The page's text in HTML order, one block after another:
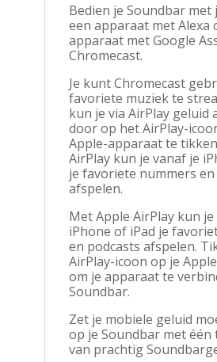
Bedien je Soundbar met
een apparaat met Alexa
apparaat met Google
Chromecast.
Je kunt Chromecast
favoriete muziek te
kun je via AirPlay geluid
door op het AirPlay-
Apple-apparaat te
AirPlay kun je vanaf je
je favoriete nummers
afspelen.
Met Apple AirPlay kun
iPhone of iPad je
en podcasts afspelen.
AirPlay-icoon op je
om je apparaat te
Soundbar.
Zet je mobiele geluid
op je Soundbar met
van prachtig